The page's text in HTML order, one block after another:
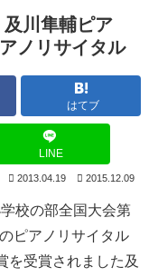
川隼輔ピア
ノリサイタル
はてブ
LINE
2013.04.19 2015.12.09
校の部全国大会第
ピアノリサイタル
を受賞されました及